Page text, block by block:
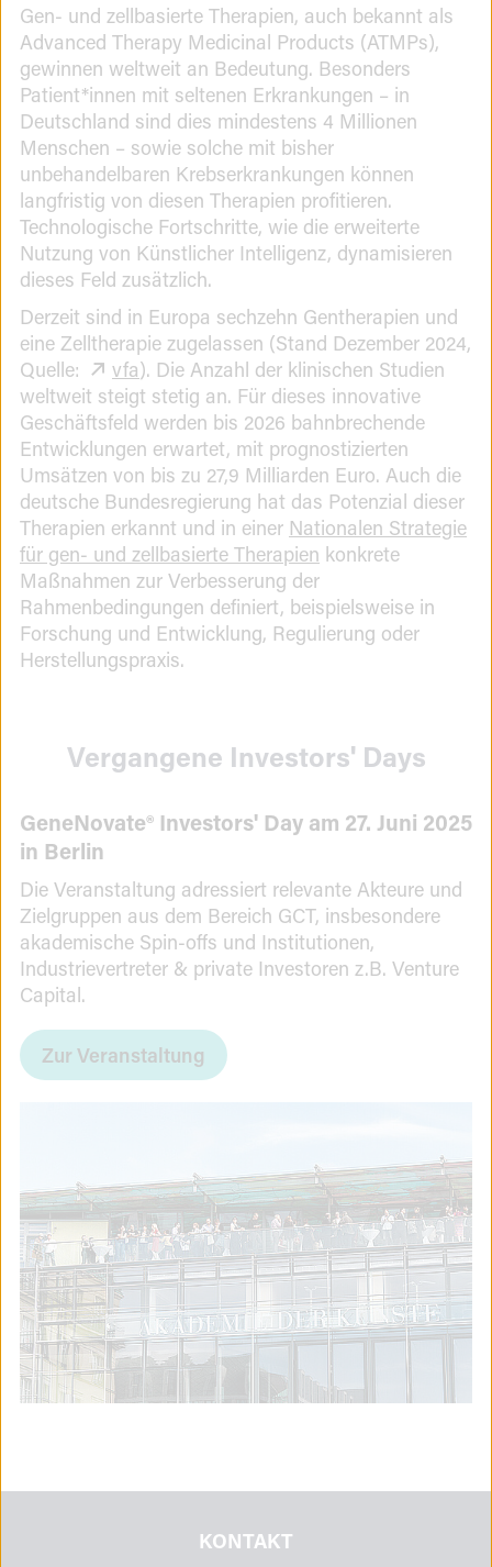
Gen- und zellbasierte Therapien, auch bekannt als
Advanced Therapy Medicinal Products (ATMPs),
gewinnen weltweit an Bedeutung. Besonders
Patient*innen mit seltenen Erkrankungen – in
Deutschland sind dies mindestens 4 Millionen
Menschen – sowie solche mit bisher
unbehandelbaren Krebserkrankungen können
langfristig von diesen Therapien profitieren.
Technologische Fortschritte, wie die erweiterte
Nutzung von Künstlicher Intelligenz, dynamisieren
dieses Feld zusätzlich. ​
Derzeit sind in Europa sechzehn Gentherapien und
eine Zelltherapie zugelassen (Stand Dezember 2024,
Quelle:
vfa). Die Anzahl der klinischen Studien
weltweit steigt stetig an. Für dieses innovative
Geschäftsfeld werden bis 2026 bahnbrechende
Entwicklungen erwartet, mit prognostizierten
Umsätzen von bis zu 27,9 Milliarden Euro. Auch die
deutsche Bundesregierung hat das Potenzial dieser
Therapien erkannt und in einer Nationalen Strategie
für gen- und zellbasierte Therapien konkrete
Maßnahmen zur Verbesserung der
Rahmenbedingungen definiert, beispielsweise in
Forschung und Entwicklung, Regulierung oder
Herstellungspraxis. ​
Vergangene Investors' Days
GeneNovate® Investors' Day am 27. Juni 2025
in Berlin
Die Veranstaltung adressiert relevante Akteure und
Zielgruppen aus dem Bereich GCT, insbesondere
akademische Spin-offs und Institutionen,
Industrievertreter & private Investoren z.B. Venture
Capital.
Zur Veranstaltung
KONTAKT